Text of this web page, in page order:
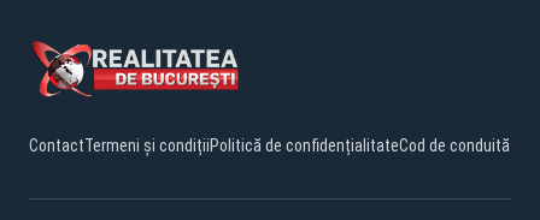
ContactTermeni și condițiiPolitică de confidențialitateCod de conduită